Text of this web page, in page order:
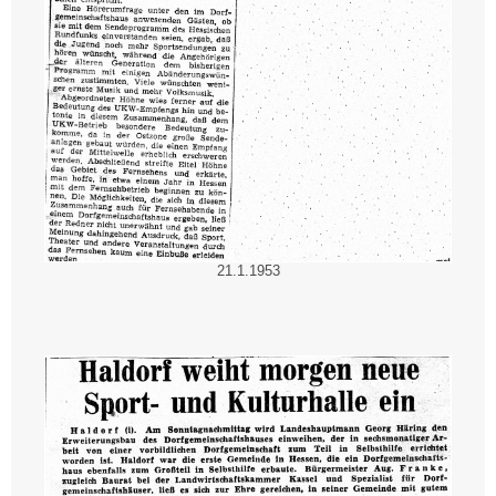
21.1.1953